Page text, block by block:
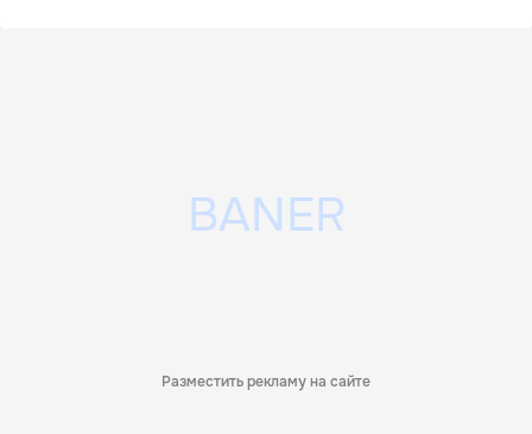
Разместить рекламу на сайте